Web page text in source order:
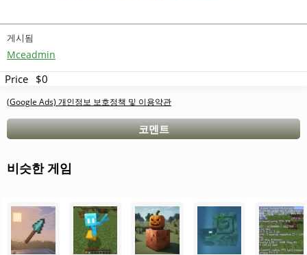
게시됨
Mceadmin
Price $0
(Google Ads) 개인정보 보호정책 및 이용약관
코멘트
비슷한 게임